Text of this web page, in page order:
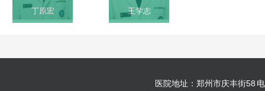
丁原宏 王学志
医院地址：郑州市庆丰街58